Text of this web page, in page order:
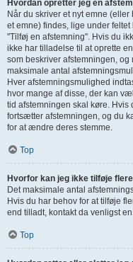
Hvordan opretter jeg en
Når du skriver et nyt emne
et emne) findes, lige under
"Tilføj en afstemning". Hvis du
ikke har tilladelse til at oprette
som beskriver afstemningen,
maksimale antal
Hver afstemningsmulighed
hvor mange af disse, der kan
tid afstemningen skal køre. Hvis
fortsætter afstemningen, og du
for at ændre deres stemme.
Top
Hvorfor kan jeg ikke tilføje
Det maksimale antal
Hvis du har behov for at tilføje
end tilladt, kontakt da venligst
Top